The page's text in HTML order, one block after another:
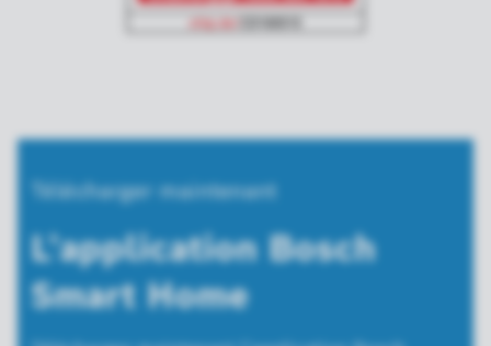
Télécharger maintenant
L’application Bosch
Smart Home